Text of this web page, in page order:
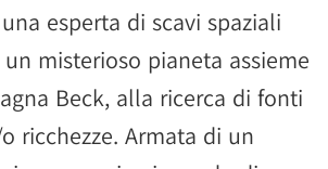
esperta di scavi spaziali
misterioso pianeta assieme
Beck, alla ricerca di fonti
ricchezze. Armata di un